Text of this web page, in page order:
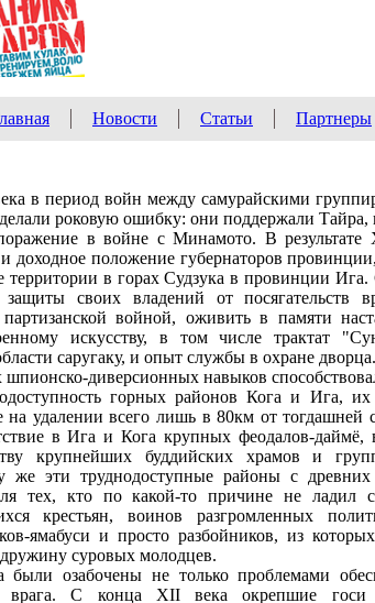
Новости Статьи Партнеры
в период войн между самурайскими
роковую ошибку: они поддержали Тайра,
в войне с Минамото. В результате
доходное положение губернаторов
территории в горах Судзука в провинции
своих владений от посягательств
войной, оживить в памяти
искусству, в том числе трактат
саругаку, и опыт службы в охране дворца.
диверсионных навыков
горных районов Кога и Ига,
на удалении всего лишь в 80км от тогдашней
в Ига и Кога крупных феодалов-даймё,
крупнейших буддийских храмов и
же эти труднодоступные районы с древних
тех, кто по какой-то причине не ладил с
крестьян, воинов разгромленных
ямабуси и просто разбойников, из
суровых молодцев.
озабочены не только проблемами
врага. С конца XII века окрепшие госи